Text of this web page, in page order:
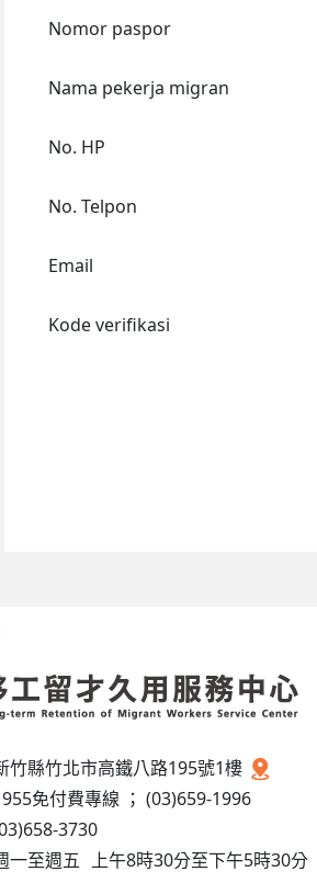
Nomor paspor
Nama pekerja migran
No. HP
No. Telpon
Email
Kode verifikasi
竹縣竹北市高鐵八路195號1樓
免付費專線 ； (03)659-1996
3730
一至週五 上午8時30分至下午5時30分